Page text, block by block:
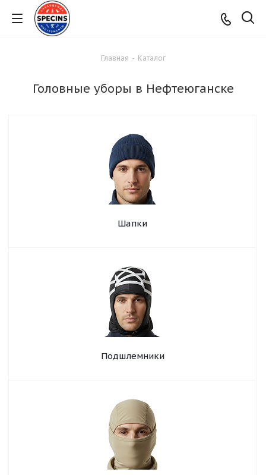
Главная - Каталог
Головные уборы в Нефтеюганске
Шапки
Подшлемники